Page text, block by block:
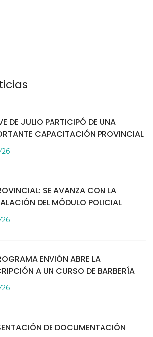
DE JULIO PARTICIPÓ DE UNA
CAPACITACIÓN PROVINCIAL
SE AVANZA CON LA
DEL MÓDULO POLICIAL
ENVIÓN ABRE LA
A UN CURSO DE BARBERÍA
DE DOCUMENTACIÓN